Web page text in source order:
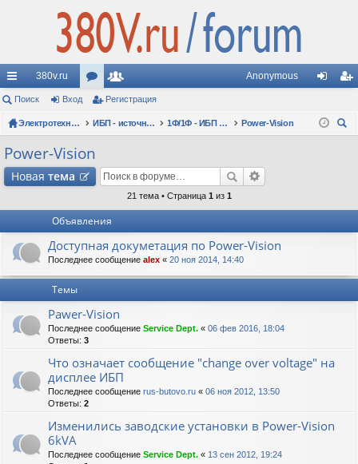
с
ы
лк
380v.ru
ор
ум
ол
ьз
ат
и
Anonymous
д ис
Поиск Вход Регистрация
Электротехнические форумы ИБП - источники бесперебойного питания 1Ф/1Ф - ИБП N-POWER - однофазные 1-10 кВА - вопросы по моделям
Power-Vision
Power-Vision
Новая тема
21 тема • Страница 1 из 1
Объявления
Доступная докуметация по Power-Vision
Последнее сообщение alex « 20 ноя 2014, 14:40
Темы
Pawer-Vision
Последнее сообщение Service Dept. « 06 фев 2016, 18:04
Ответы: 3
Что означает сообщение "change over voltage" на
дисплее ИБП
Последнее сообщение rus-butovo.ru « 06 ноя 2012, 13:50
Ответы: 2
Изменились заводские установки в Power-Vision
6kVA
Последнее сообщение Service Dept. « 13 сен 2012, 19:24